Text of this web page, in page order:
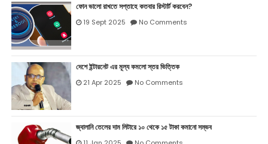
ফোন ভালো রাখতে সপ্তাহে কতবার রিস্টার্ট করবেন?
19 Sept 2025 No Comments
দেশে ইন্টারনেট এর মূল্য কমলো স্তর ভিত্তিক
21 Apr 2025 No Comments
জ্বালানি তেলের দাম লিটারে ১০ থেকে ১৫ টাকা কমানো সম্ভব